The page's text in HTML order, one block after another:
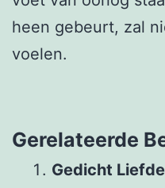
heen gebeurt, zal
voelen.
Gerelateerde
Gedicht